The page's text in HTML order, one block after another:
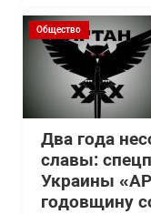
Общество
Два года
славы:
Украины
годовщину